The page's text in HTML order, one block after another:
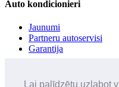
Lai palīdzētu uzlabot
Auto kondicionieri
Jaunumi
Partneru autoservisi
Garantija